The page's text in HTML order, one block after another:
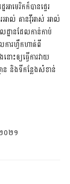
មេរិកក៏បានផ្ទេរ
អាល់ តានវ៉ីអាស់ អាល់
ានដែលកាន់កាប់
ារហ្វឹកហាត់ពី
ោះឲ្យធ្វើការវាយ
និងទីកន្លែងសំខាន់
០២១